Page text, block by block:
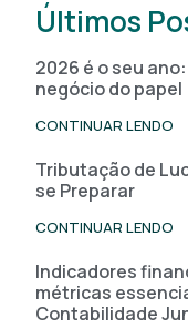
Últimos
2026 é o seu
negócio do papel
CONTINUAR LENDO
Tributação de
se Preparar
CONTINUAR LENDO
Indicadores
métricas
Contabilidade